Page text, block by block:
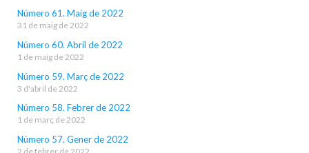
Número 61. Maig de 2022
31 de maig de 2022
Número 60. Abril de 2022
1 de maig de 2022
Número 59. Març de 2022
3 d'abril de 2022
Número 58. Febrer de 2022
1 de març de 2022
Número 57. Gener de 2022